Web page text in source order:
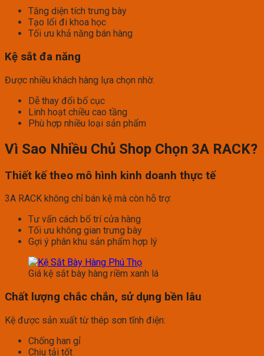
Tăng diện tích trưng bày
Tạo lối đi khoa học
Tối ưu khả năng bán hàng
Kệ sắt đa năng
Được nhiều khách hàng lựa chọn nhờ:
Dễ thay đổi bố cục
Linh hoạt chiều cao tầng
Phù hợp nhiều loại sản phẩm
Vì Sao Nhiều Chủ Shop Chọn 3A RACK?
Thiết kế theo mô hình kinh doanh thực tế
3A RACK không chỉ bán kệ mà còn hỗ trợ:
Tư vấn cách bố trí cửa hàng
Tối ưu không gian trưng bày
Gợi ý phân khu sản phẩm hợp lý
Giá kệ sắt bày hàng riềm xanh lá
Chất lượng chắc chắn, sử dụng bền lâu
Kệ được sản xuất từ thép sơn tĩnh điện:
Chống han gỉ
Chịu tải tốt